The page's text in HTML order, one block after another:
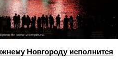
Новгороду исполнится